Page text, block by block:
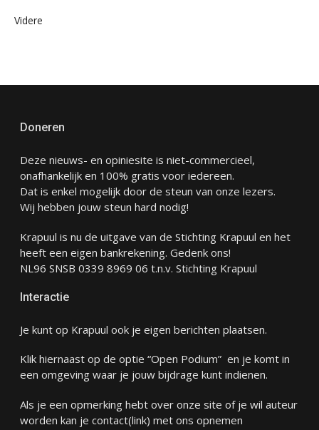
Videre
Doneren
Deze nieuws- en opiniesite is niet-commercieel,
onafhankelijk en 100% gratis voor iedereen.
Dat is enkel mogelijk door de steun van onze lezers.
Wij hebben jouw steun hard nodig!
Krapuul is nu de uitgave van de Stichting Krapuul en het
heeft een eigen bankrekening. Gedenk ons!
NL96 SNSB 0339 8969 06 t.n.v. Stichting Krapuul
Interactie
Je kunt op Krapuul ook je eigen berichten plaatsen.
Klik hiernaast op de optie “Open Podium” en je komt in
een omgeving waar je jouw bijdrage kunt indienen.
Als je een opmerking hebt over onze site of je wil auteur
worden kan je contact(link) met ons opnemen